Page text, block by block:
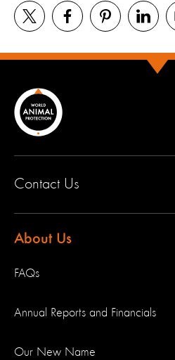
Contact Us
About Us
FAQs
Annual Reports and Financials
Our New Name